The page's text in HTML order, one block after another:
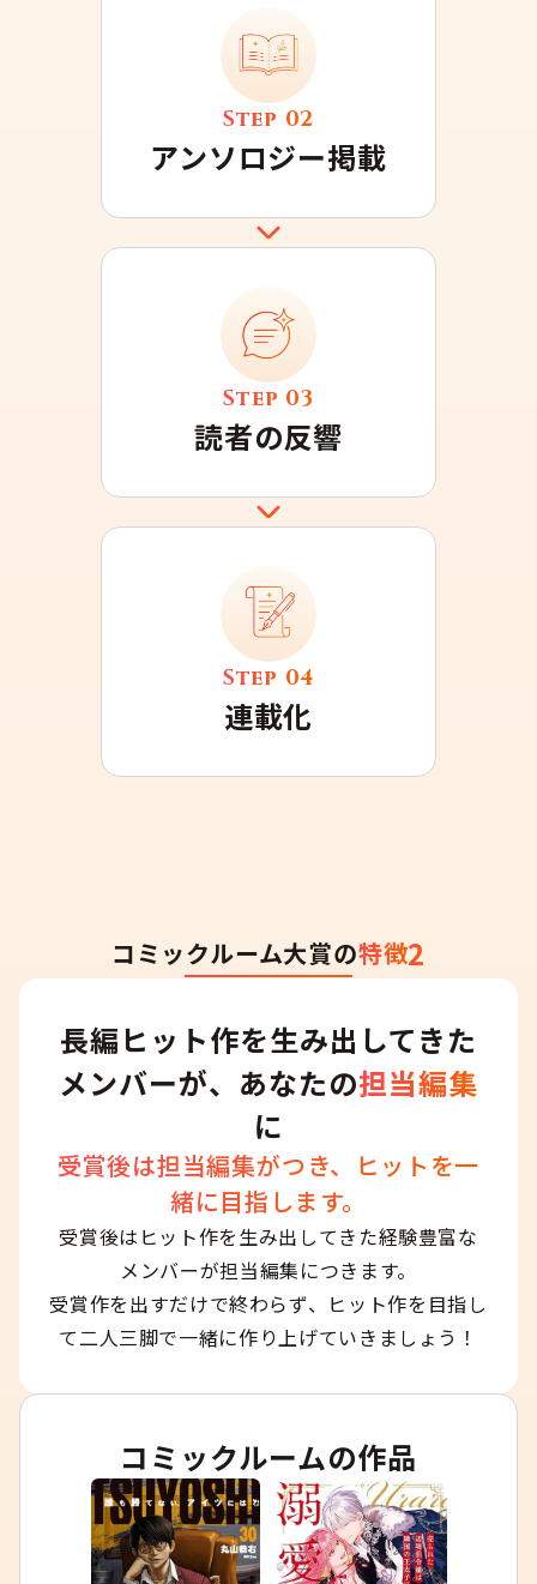
Step 02
アンソロジー掲載
Step 03
読者の反響
Step 04
連載化
コミックルーム大賞の特徴2
長編ヒット作を生み出してきた
メンバーが、あなたの担当編集
に
受賞後は担当編集がつき、ヒットを一
緒に目指します。
受賞後はヒット作を生み出してきた経験豊富な
メンバーが担当編集につきます。
受賞作を出すだけで終わらず、ヒット作を目指し
て二人三脚で一緒に作り上げていきましょう！
コミックルームの作品